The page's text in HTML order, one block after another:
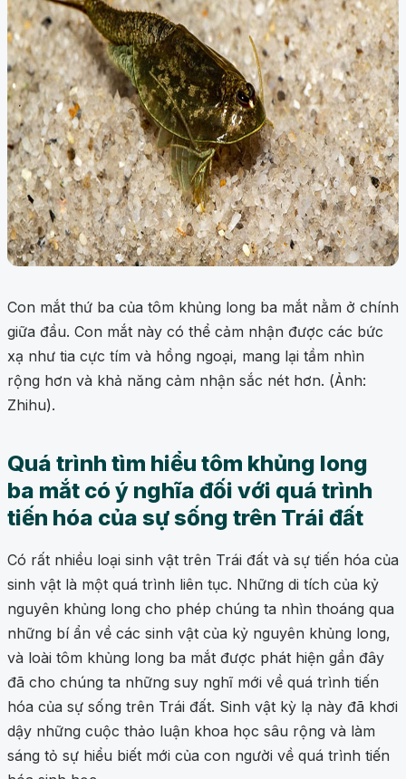
Con mắt thứ ba của tôm khủng long ba mắt nằm ở chính
giữa đầu. Con mắt này có thể cảm nhận được các bức
xạ như tia cực tím và hồng ngoại, mang lại tầm nhìn
rộng hơn và khả năng cảm nhận sắc nét hơn. (Ảnh:
Zhihu).
Quá trình tìm hiểu tôm khủng long
ba mắt có ý nghĩa đối với quá trình
tiến hóa của sự sống trên Trái đất
Có rất nhiều loại sinh vật trên Trái đất và sự tiến hóa của
sinh vật là một quá trình liên tục. Những di tích của kỷ
nguyên khủng long cho phép chúng ta nhìn thoáng qua
những bí ẩn về các sinh vật của kỷ nguyên khủng long,
và loài tôm khủng long ba mắt được phát hiện gần đây
đã cho chúng ta những suy nghĩ mới về quá trình tiến
hóa của sự sống trên Trái đất. Sinh vật kỳ lạ này đã khơi
dậy những cuộc thảo luận khoa học sâu rộng và làm
sáng tỏ sự hiểu biết mới của con người về quá trình tiến